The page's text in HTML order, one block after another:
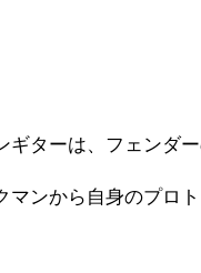
ギターは、フェンダ
マンから自身のプロ